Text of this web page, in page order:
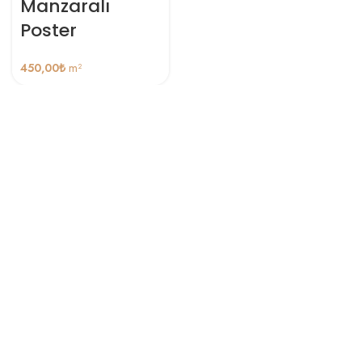
Manzaralı
Poster
450,00₺ m²